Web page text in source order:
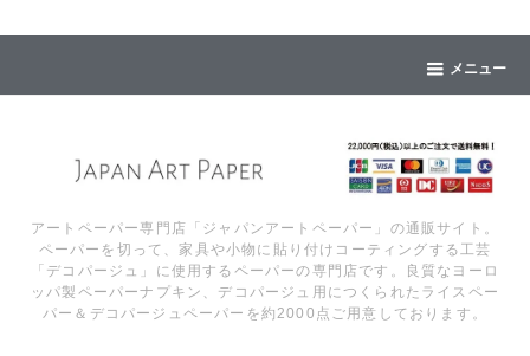
メニュー
アートペーパー専門店「ジャパンアートペーパー」の通販サイト。
ペーパーを切って、家具や小物に貼り付けコーティングする工芸
「デコパージュ」に使用するペーパーの専門店です。良質なヨーロ
ッパ製ペーパーナプキン、デコパージュ用につくられたライスペー
パー＆デコパージュペーパーを約2000点ご用意しております。